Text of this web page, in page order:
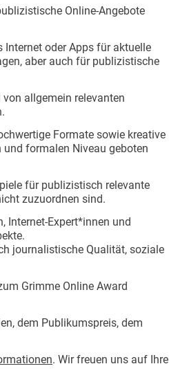
Online-Angebote
Internet oder Apps für aktuelle
aber auch für publizistische
allgemein relevanten
Formate sowie kreative
formalen Niveau geboten
für publizistisch relevante
zuzuordnen sind.
Expert*innen und
journalistische Qualität, soziale
Grimme Online Award
dem Publikumspreis, dem
. Wir freuen uns auf Ihre